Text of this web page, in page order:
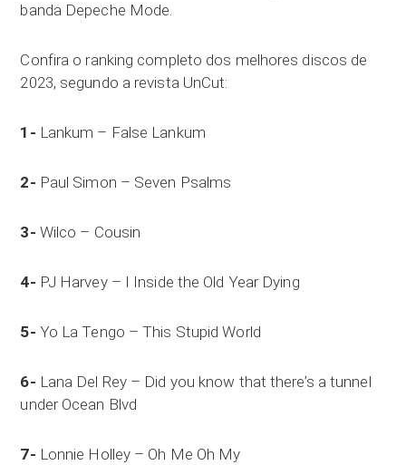
banda Depeche Mode.
Confira o ranking completo dos melhores discos de
2023, segundo a revista UnCut:
1- Lankum – False Lankum
2- Paul Simon – Seven Psalms
3- Wilco – Cousin
4- PJ Harvey – I Inside the Old Year Dying
5- Yo La Tengo – This Stupid World
6- Lana Del Rey – Did you know that there’s a tunnel
under Ocean Blvd
7- Lonnie Holley – Oh Me Oh My